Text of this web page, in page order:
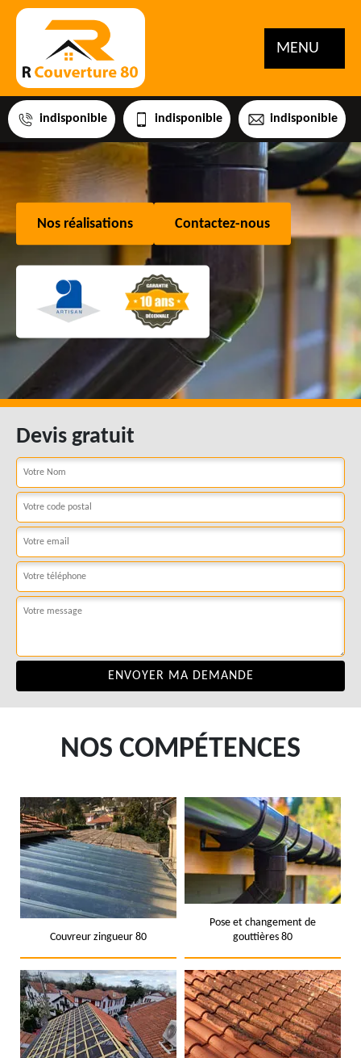
MENU
indisponible indisponible indisponible
Nos réalisations Contactez-nous
Devis gratuit
NOS COMPÉTENCES
Couvreur zingueur 80
Pose et changement de
gouttières 80